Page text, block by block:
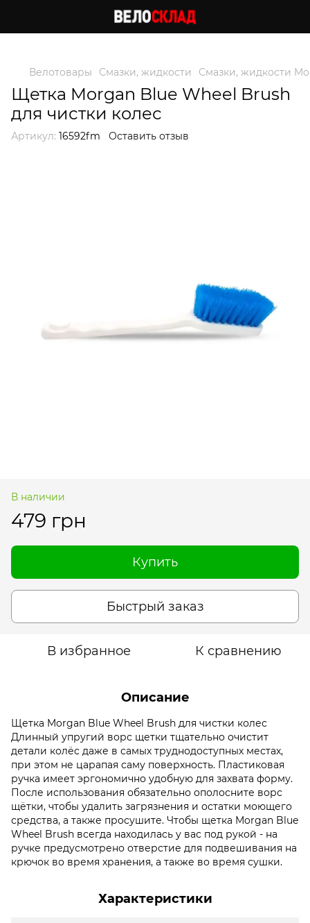
Велотовары Смазки, жидкости Смазки, жидкости
Щетка Morgan Blue Wheel Brush
для чистки колес
Артикул: 16592fm Оставить отзыв
В наличии
479 грн
Купить
Быстрый заказ
В избранное К сравнению
Описание
Щетка Morgan Blue Wheel Brush для чистки колес
Длинный упругий ворс щетки тщательно очистит
детали колёс даже в самых труднодоступных местах,
при этом не царапая саму поверхность. Пластиковая
ручка имеет эргономично удобную для захвата форму.
После использования обязательно ополосните ворс
щётки, чтобы удалить загрязнения и остатки моющего
средства, а также просушите. Чтобы щетка Morgan Blue
Wheel Brush всегда находилась у вас под рукой - на
ручке предусмотрено отверстие для подвешивания на
крючок во время хранения, а также во время сушки.
Характеристики